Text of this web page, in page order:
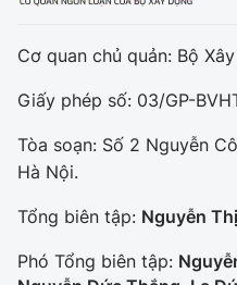
Cơ quan chủ quản: Bộ
Giấy phép số: 03/GP-
Tòa soạn: Số 2 Nguyễn
Hà Nội.
Tổng biên tập: Nguyễn
Phó Tổng biên tập: